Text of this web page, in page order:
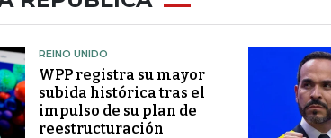
REINO UNIDO
WPP registra su mayor
subida histórica tras el
impulso de su plan de
reestructuración